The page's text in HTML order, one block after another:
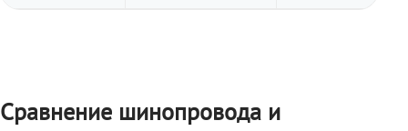
Сравнение шинопровода и